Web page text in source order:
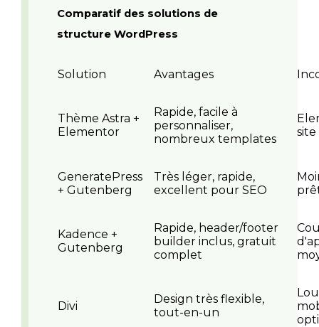
Comparatif des solutions de
structure WordPress
Solution Avantages
Thème Astra +
Elementor
Rapide, facile à
personnaliser,
nombreux templates
site
GeneratePress
+ Gutenberg
Très léger, rapide,
excellent pour SEO
Kadence +
Gutenberg
Rapide, header/footer
builder inclus, gratuit
complet
Divi
Design très flexible,
tout-en-un